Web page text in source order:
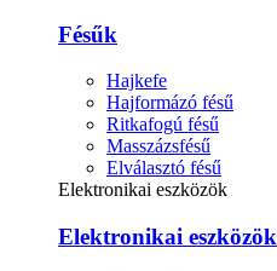
Fésűk
Hajkefe
Hajformázó fésű
Ritkafogú fésű
Masszázsfésű
Elválasztó fésű
Elektronikai eszközök
Elektronikai eszközök